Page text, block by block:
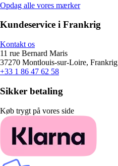
Opdag alle vores mærker
Kundeservice i Frankrig
Kontakt os
11 rue Bernard Maris
37270 Montlouis-sur-Loire, Frankrig
+33 1 86 47 62 58
Sikker betaling
Køb trygt på vores side